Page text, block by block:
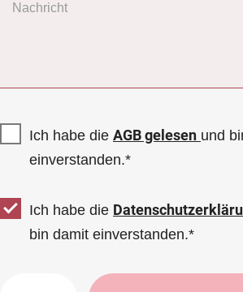
Nachricht
Ich habe die AGB gelesen und
einverstanden.*
Ich habe die
bin damit einverstanden.*